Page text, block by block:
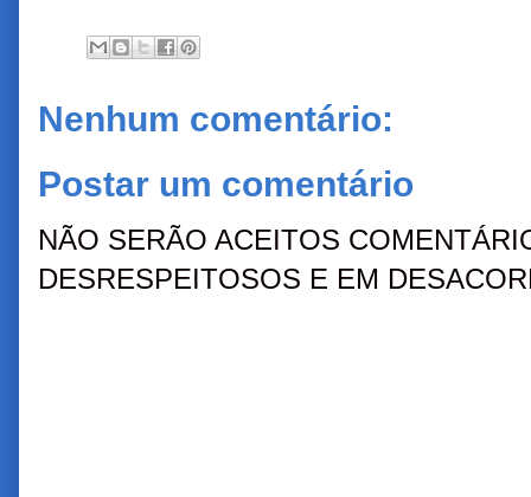
Nenhum comentário:
Postar um comentário
NÃO SERÃO ACEITOS
DESRESPEITOSOS E EM